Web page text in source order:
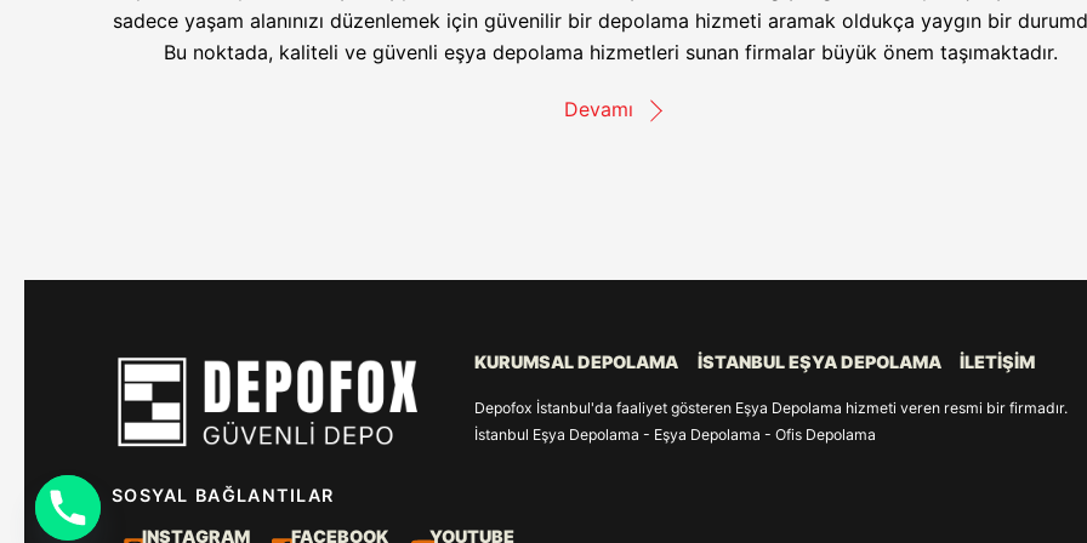
sadece yaşam alanınızı düzenlemek için güvenilir bir depolama hizmeti aramak oldukça yaygın bir
Bu noktada, kaliteli ve güvenli eşya depolama hizmetleri sunan firmalar büyük önem taşımaktadır.
Devamı
KURUMSAL DEPOLAMA İSTANBUL EŞYA DEPOLAMA İLETIŞIM
Depofox İstanbul'da faaliyet gösteren Eşya Depolama hizmeti veren resmi bir firmadır.
İstanbul Eşya Depolama - Eşya Depolama - Ofis Depolama
SOSYAL BAĞLANTILAR
INSTAGRAM
FACEBOOK YOUTUBE